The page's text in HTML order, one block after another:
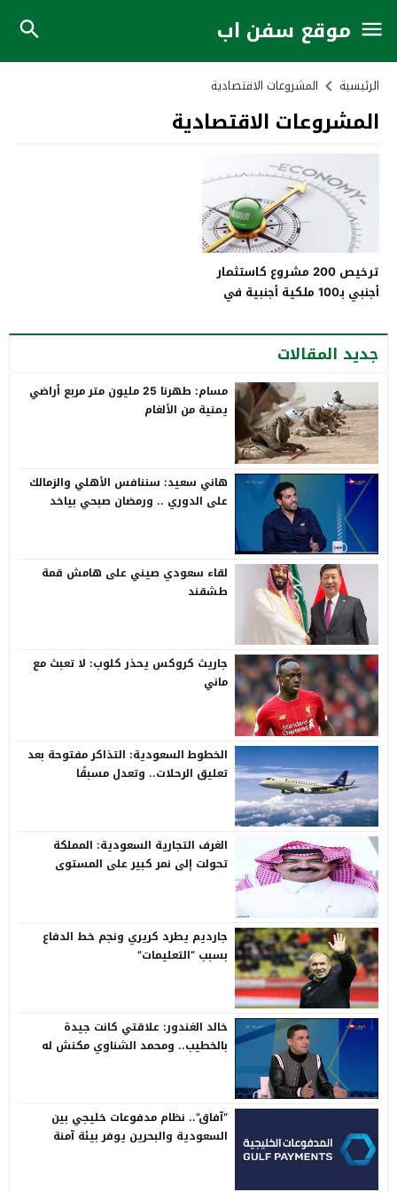
موقع سفن اب
الرئيسية المشروعات الاقتصادية
المشروعات الاقتصادية
ترخيص 200 مشروع كاستثمار
أجنبي بـ100 ملكية أجنبية في
جديد المقالات
مسام: طهرنا 25 مليون متر مربع أراضي
يمنية من الألغام
هاني سعيد: سننافس الأهلي والزمالك
على الدوري .. ورمضان صبحي بياخد
لقاء سعودي صيني على هامش قمة
طشقند
جاريث كروكس يحذر كلوب: لا تعبث مع
ماني
الخطوط السعودية: التذاكر مفتوحة بعد
تعليق الرحلات.. وتعدل مسبقًا
الغرف التجارية السعودية: المملكة
تحولت إلى نمر كبير على المستوى
جارديم يطرد كريري ونجم خط الدفاع
بسبب “التعليمات”
خالد الغندور: علاقتي كانت جيدة
بالخطيب.. ومحمد الشناوي مكنش له
“آفاق”.. نظام مدفوعات خليجي بين
السعودية والبحرين يوفر بيئة آمنة